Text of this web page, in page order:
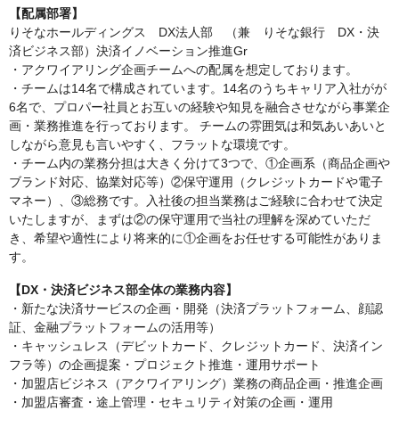
【配属部署】
りそなホールディングス DX法人部 （兼 りそな銀行 DX・決
済ビジネス部）決済イノベーション推進Gr
・アクワイアリング企画チームへの配属を想定しております。
・チームは14名で構成されています。14名のうちキャリア入社がが
6名で、プロパー社員とお互いの経験や知見を融合させながら事業企
画・業務推進を行っております。 チームの雰囲気は和気あいあいと
しながら意見も言いやすく、フラットな環境です。
・チーム内の業務分担は大きく分けて3つで、①企画系（商品企画や
ブランド対応、協業対応等）②保守運用（クレジットカードや電子
マネー）、③総務です。入社後の担当業務はご経験に合わせて決定
いたしますが、まずは②の保守運用で当社の理解を深めていただ
き、希望や適性により将来的に①企画をお任せする可能性がありま
す。
【DX・決済ビジネス部全体の業務内容】
・新たな決済サービスの企画・開発（決済プラットフォーム、顔認
証、金融プラットフォームの活用等）
・キャッシュレス（デビットカード、クレジットカード、決済イン
フラ等）の企画提案・プロジェクト推進・運用サポート
・加盟店ビジネス（アクワイアリング）業務の商品企画・推進企画
・加盟店審査・途上管理・セキュリティ対策の企画・運用